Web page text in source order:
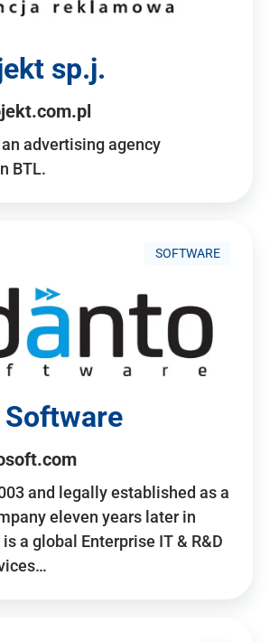
sp.j.
advertising agency
BTL.
SOFTWARE
and legally established as a
eleven years later in
a global Enterprise IT & R&D